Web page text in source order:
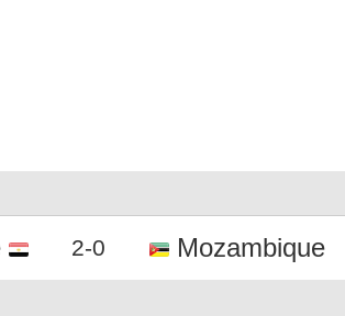
2-0 Mozambique